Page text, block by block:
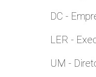
DC -
LER -
UM -